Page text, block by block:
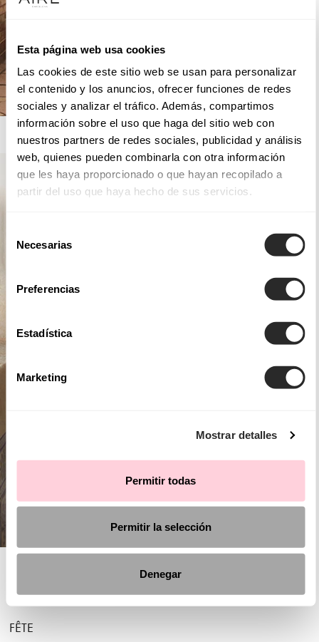
Esta página web usa cookies
Las cookies de este sitio web se usan para personalizar
el contenido y los anuncios, ofrecer funciones de redes
sociales y analizar el tráfico. Además, compartimos
información sobre el uso que haga del sitio web con
nuestros partners de redes sociales, publicidad y análisis
web, quienes pueden combinarla con otra información
que les haya proporcionado o que hayan recopilado a
partir del uso que haya hecho de sus servicios.
Necesarias
Preferencias
Estadística
Marketing
Mostrar detalles
Permitir todas
Permitir la selección
Denegar
AIRE ROYALE
FÊTE